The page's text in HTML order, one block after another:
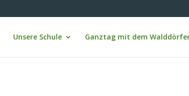
Unsere Schule Ganztag mit dem